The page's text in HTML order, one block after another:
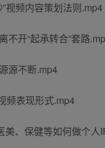
视频内容策划法则.mp4
不开“起承转合”套路
源不断.mp4
频表现形式.mp4
、保健等如何做个人